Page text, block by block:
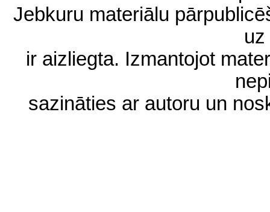
Jebkuru materiālu
ir aizliegta. Izmantojot
sazināties ar autoru un